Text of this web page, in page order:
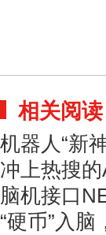
相关阅读
机器人“新
冲上热搜的
脑机接口
“硬币”入